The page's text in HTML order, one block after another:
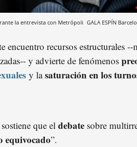
la entrevista con Metrópoli GALA ESPÍN
encuentro recursos estructurales --
y advierte de fenómenos
y lasaturación en los
que el debate sobre
equivocado”.